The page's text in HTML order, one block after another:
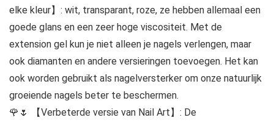
elke kleur】: wit, transparant, roze, ze hebben allemaal een
goede glans en een zeer hoge viscositeit. Met de
extension gel kun je niet alleen je nagels verlengen, maar
ook diamanten en andere versieringen toevoegen. Het kan
ook worden gebruikt als nagelversterker om onze natuurlijk
groeiende nagels beter te beschermen.
🌹🌷 【Verbeterde versie van Nail Art】: De